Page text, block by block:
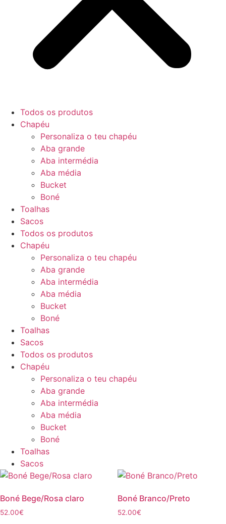
Todos os produtos
Chapéu
Personaliza o teu chapéu
Aba grande
Aba intermédia
Aba média
Bucket
Boné
Toalhas
Sacos
Todos os produtos
Chapéu
Personaliza o teu chapéu
Aba grande
Aba intermédia
Aba média
Bucket
Boné
Toalhas
Sacos
Todos os produtos
Chapéu
Personaliza o teu chapéu
Aba grande
Aba intermédia
Aba média
Bucket
Boné
Toalhas
Sacos
Boné Bege/Rosa claro
52.00€
Boné Branco/Preto
52.00€